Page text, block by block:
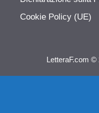
Cookie Policy (UE)
LetteraF.com ©